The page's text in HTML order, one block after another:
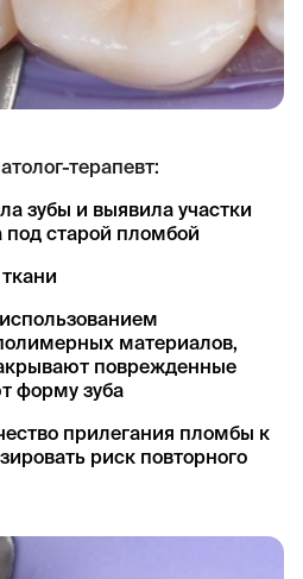
терапевт:
зубы и выявила участки
под старой пломбой
материалов,
поврежденные
форму зуба
прилегания пломбы к
риск повторного